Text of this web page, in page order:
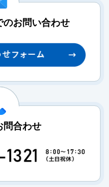
のお問い合わせ
問合わせ